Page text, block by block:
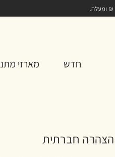
חדש מארזי
הצהרה חברתית